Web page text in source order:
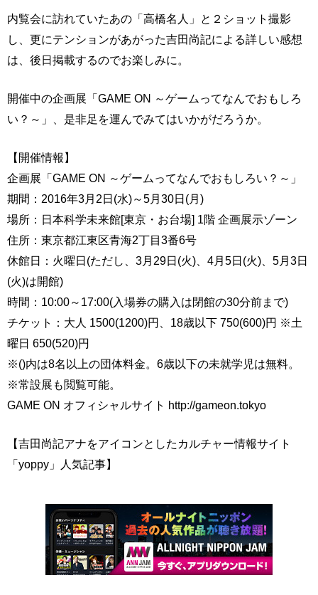
内覧会に訪れていたあの「高橋名人」と２ショット撮影
し、更にテンションがあがった吉田尚記による詳しい感想
は、後日掲載するのでお楽しみに。
開催中の企画展「GAME ON ～ゲームってなんでおもしろ
い？～」、是非足を運んでみてはいかがだろうか。
【開催情報】
企画展「GAME ON ～ゲームってなんでおもしろい？～」
期間：2016年3月2日(水)～5月30日(月)
場所：日本科学未来館[東京・お台場] 1階 企画展示ゾーン
住所：東京都江東区青海2丁目3番6号
休館日：火曜日(ただし、3月29日(火)、4月5日(火)、5月3日
(火)は開館)
時間：10:00～17:00(入場券の購入は閉館の30分前まで)
チケット：大人 1500(1200)円、18歳以下 750(600)円 ※土
曜日 650(520)円
※()内は8名以上の団体料金。6歳以下の未就学児は無料。
※常設展も閲覧可能。
GAME ON オフィシャルサイト http://gameon.tokyo
【吉田尚記アナをアイコンとしたカルチャー情報サイト
「yoppy」人気記事】